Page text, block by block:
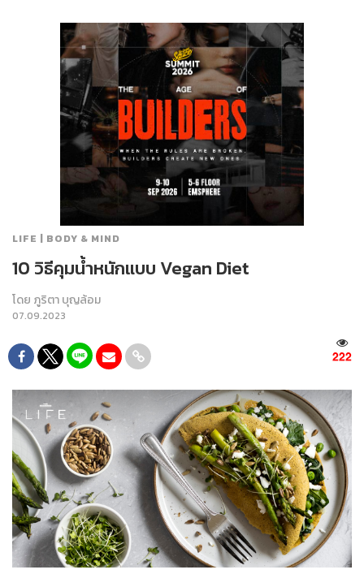
LIFE | BODY & MIND
10 วิธีคุมน้ำหนักแบบ Vegan Diet
โดย ภูริตา บุญล้อม
07.09.2023
222